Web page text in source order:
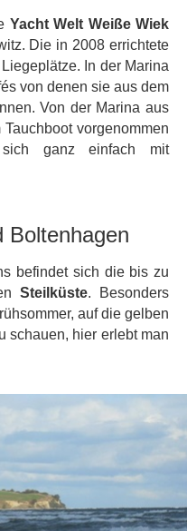
Yacht Welt Weiße Wiek
Die in 2008 errichtete
In der Marina
von denen sie aus dem
Von der Marina aus
vorgenommen
ganz einfach mit
Boltenhagen
befindet sich die bis zu
Steilküste. Besonders
auf die gelben
schauen, hier erlebt man